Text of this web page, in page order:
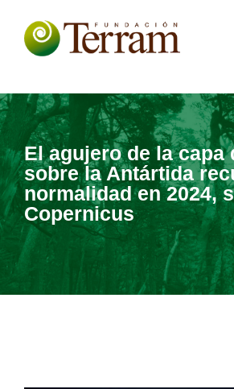
El agujero de la capa
sobre la Antártida
normalidad en 2024,
Copernicus